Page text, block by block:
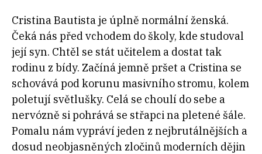
Cristina Bautista je úplně normální ženská.
Čeká nás před vchodem do školy, kde studoval
její syn. Chtěl se stát učitelem a dostat tak
rodinu z bídy. Začíná jemně pršet a Cristina se
schovává pod korunu masivního stromu, kolem
poletují světlušky. Celá se choulí do sebe a
nervózně si pohrává se střapci na pletené šále.
Pomalu nám vypráví jeden z nejbrutálnějších a
dosud neobjasněných zločinů moderních dějin